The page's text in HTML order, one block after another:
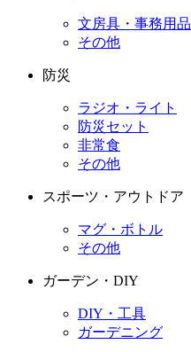
文房具・事務用品
その他
防災
ラジオ・ライト
防災セット
非常食
その他
スポーツ・アウトドア
マグ・ボトル
その他
ガーデン・DIY
DIY・工具
ガーデニング